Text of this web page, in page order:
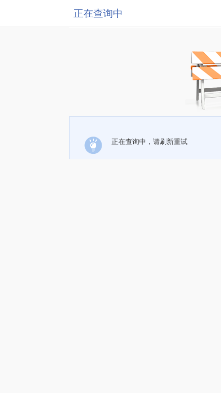
正在查询中
正在查询中，请刷新重试